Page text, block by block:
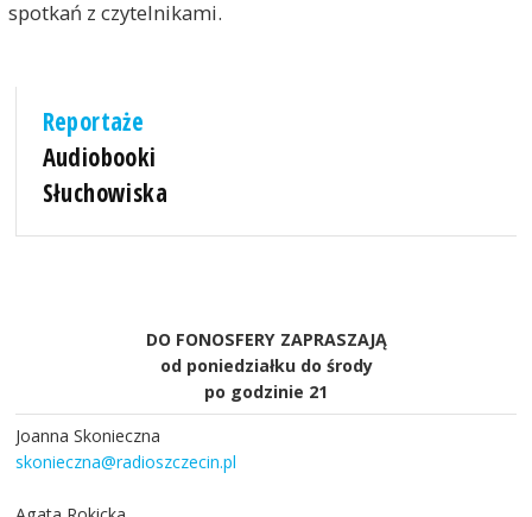
spotkań z czytelnikami.
Reportaże
Audiobooki
Słuchowiska
DO FONOSFERY ZAPRASZAJĄ
od poniedziałku do środy
po godzinie 21
Joanna Skonieczna
skonieczna@radioszczecin.pl